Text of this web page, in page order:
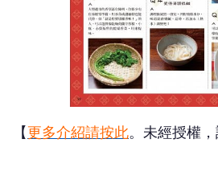
【更多介紹請按此。未經授權，